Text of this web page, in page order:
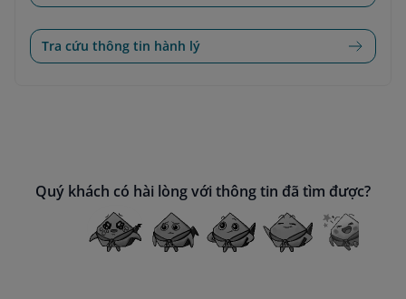
Tra cứu thông tin hành lý
Quý khách có hài lòng với thông tin đã tìm được?